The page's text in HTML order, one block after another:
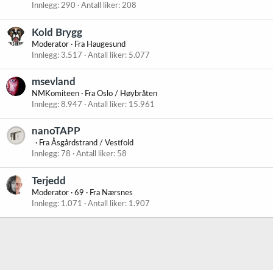
Innlegg 290 Antall liker 208
Kold Brygg
Moderator · Fra Haugesund
Innlegg 3.517 Antall liker 5.077
msevland
NMKomiteen · Fra Oslo / Høybråten
Innlegg 8.947 Antall liker 15.961
nanoTAPP
· Fra Åsgårdstrand / Vestfold
Innlegg 78 Antall liker 58
Terjedd
Moderator · 69 · Fra Nærsnes
Innlegg 1.071 Antall liker 1.907